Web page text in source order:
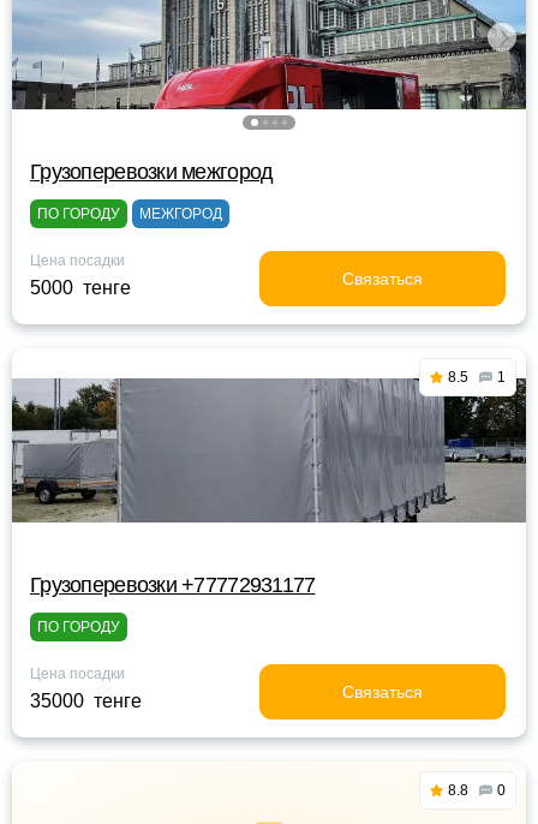
Грузоперевозки межгород
ПО ГОРОДУ МЕЖГОРОД
Цена посадки
5000 тенге Связаться
8.5 1
Грузоперевозки +77772931177
ПО ГОРОДУ
Цена посадки
35000 тенге Связаться
8.8 0